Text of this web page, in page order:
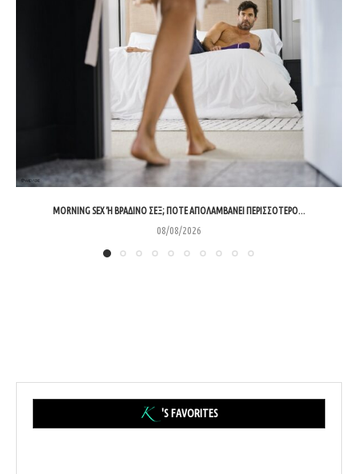
MORNING SEX Ή ΒΡΑΔΙΝΌ ΣΕΞ; ΠΌΤΕ ΑΠΟΛΑΜΒΆΝΕΙ ΠΕΡΙΣΣΌΤΕΡΟ...
08/08/2026
'S FAVORITES